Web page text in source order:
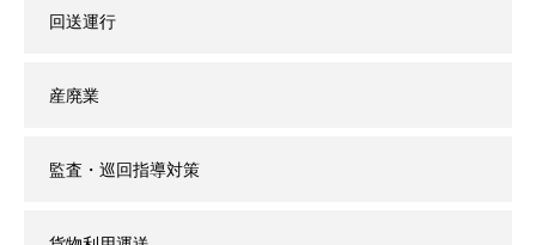
回送運行
産廃業
監査・巡回指導対策